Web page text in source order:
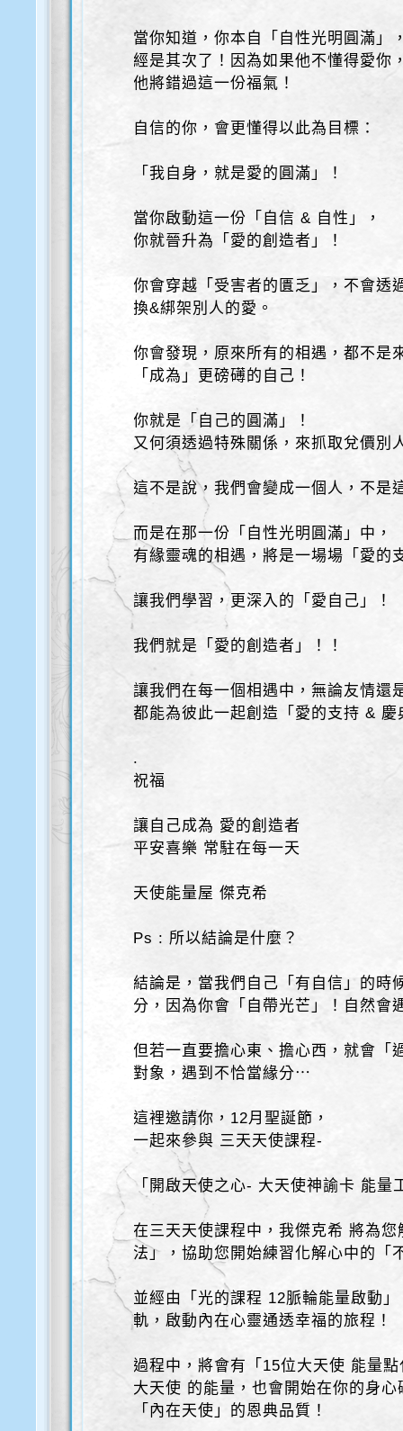
當你知道，你本自「自性光明圓滿」
經是其次了！因為如果他不懂得愛你
他將錯過這一份福氣！
自信的你，會更懂得以此為目標：
「我自身，就是愛的圓滿」！
當你啟動這一份「自信 & 自性」，
你就晉升為「愛的創造者」！
你會穿越「受害者的匱乏」，不會透
換&綁架別人的愛。
你會發現，原來所有的相遇，都不是
「成為」更磅礡的自己！
你就是「自己的圓滿」！
又何須透過特殊關係，來抓取兌價別
這不是說，我們會變成一個人，不是
而是在那一份「自性光明圓滿」中，
有緣靈魂的相遇，將是一場場「愛的
讓我們學習，更深入的「愛自己」！
我們就是「愛的創造者」！！
讓我們在每一個相遇中，無論友情還
都能為彼此一起創造「愛的支持 & 慶
.
祝福
讓自己成為 愛的創造者
平安喜樂 常駐在每一天
天使能量屋 傑克希
Ps : 所以結論是什麼？
結論是，當我們自己「有自信」的時
分，因為你會「自帶光芒」！自然會
但若一直要擔心東、擔心西，就會「
對象，遇到不恰當緣分⋯
這裡邀請你，12月聖誕節，
一起來參與 三天天使課程-
「開啟天使之心- 大天使神諭卡 能量
在三天天使課程中，我傑克希 將為
法」，協助您開始練習化解心中的「
並經由「光的課程 12脈輪能量啟動
軌，啟動內在心靈通透幸福的旅程！
過程中，將會有「15位大天使 能量
大天使 的能量，也會開始在你的身
「內在天使」的恩典品質！